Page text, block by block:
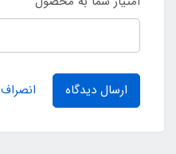
ارسال دیدگاه انصراف